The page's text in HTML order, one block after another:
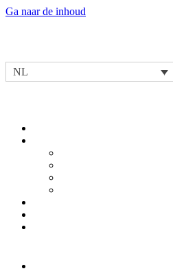
Ga naar de inhoud
NL